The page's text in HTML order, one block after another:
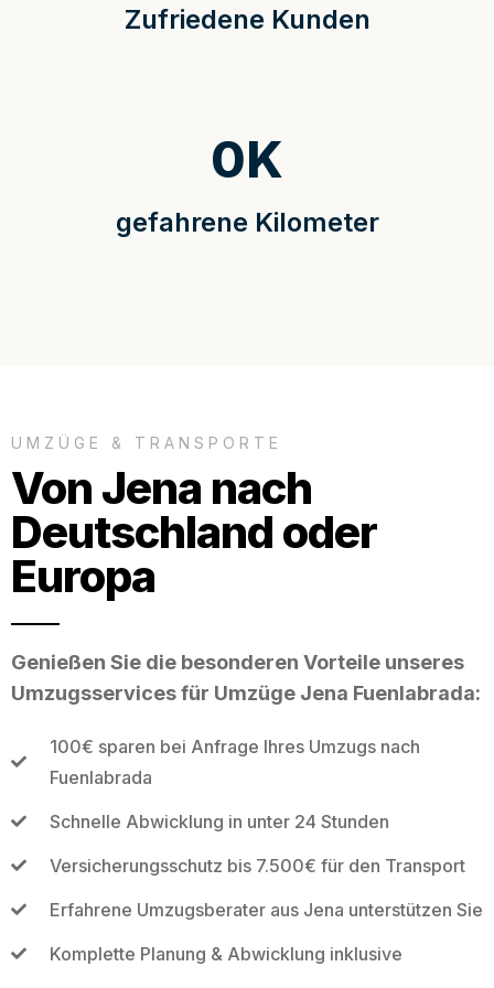
Zufriedene Kunden
gefahrene Kilometer
0K
UMZÜGE & TRANSPORTE
Von Jena nach
Deutschland oder
Europa
Genießen Sie die besonderen Vorteile unseres
Umzugsservices für Umzüge Jena Fuenlabrada:
100€ sparen bei Anfrage Ihres Umzugs nach
Fuenlabrada
Schnelle Abwicklung in unter 24 Stunden
Versicherungsschutz bis 7.500€ für den Transport
Erfahrene Umzugsberater aus Jena unterstützen Sie
Komplette Planung & Abwicklung inklusive